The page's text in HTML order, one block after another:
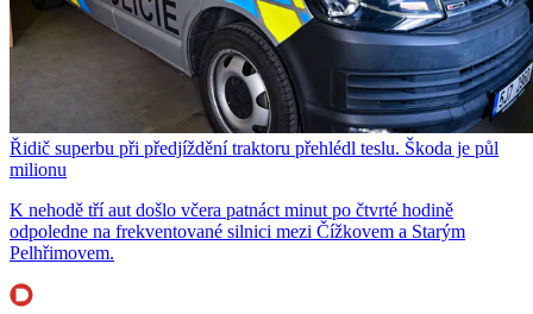
Řidič superbu při předjíždění traktoru přehlédl teslu. Škoda je půl
milionu
K nehodě tří aut došlo včera patnáct minut po čtvrté hodině
odpoledne na frekventované silnici mezi Čížkovem a Starým
Pelhřimovem.